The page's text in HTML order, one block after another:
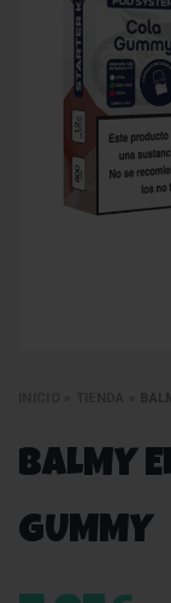
BALMY
GUMMY